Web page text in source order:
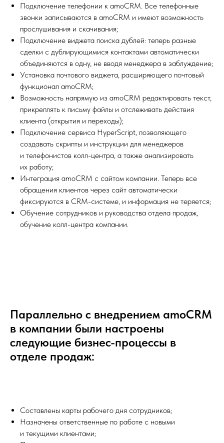
Подключение телефонии к amoCRM. Все телефонные
звонки записываются в amoCRM и имеют возможность
прослушивания и скачивания;
Подключение виджета поиска дублей: теперь разные
сделки с дублирующимися контактами автоматически
объединяются в одну, не вводя менеджера в заблуждение;
Установка почтового виджета, расширяющего почтовый
функционал amoCRM;
Возможность напрямую из amoCRM редактировать текст,
прикреплять к письму файлы и отслеживать действия
клиента (открытия и переходы);
Подключение сервиса HyperScript, позволяющего
создавать скрипты и инструкции для менеджеров
и телефонистов колл-центра, а также анализировать
их работу;
Интеграция amoCRM с сайтом компании. Теперь все
обращения клиентов через сайт автоматически
фиксируются в CRM-системе, и информация не теряется;
Обучение сотрудников и руководства отдела продаж,
обучение колл-центра компании.
Параллельно с внедрением amoCRM
в компании были настроены
следующие бизнес-процессы в
отделе продаж:
Составлены карты рабочего дня сотрудников;
Назначены ответственные по работе с новыми
и текущими клиентами;